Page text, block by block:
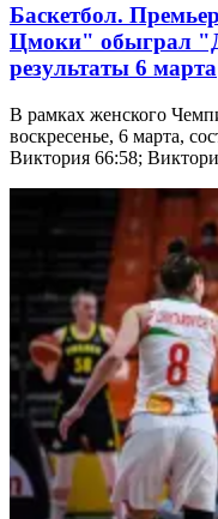
Баскетбол.
Цмоки" обыграл
результаты 6 марта
В рамках женского
воскресенье, 6 марта,
Виктория 66:58;